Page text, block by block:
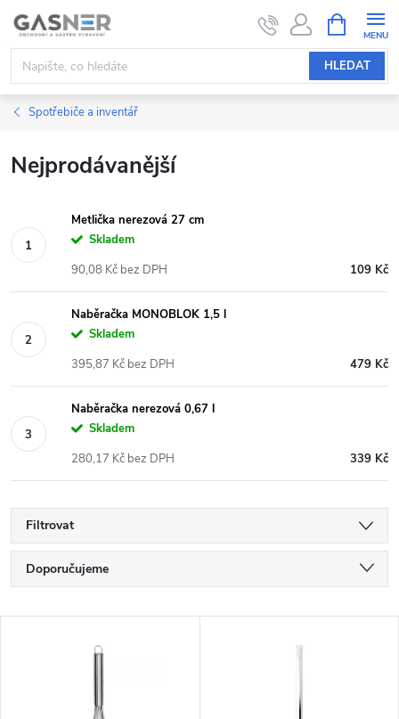
Přejít
obsah
HLEDAT
NÁKUPNÍ
KOŠÍK
Spotřebiče a inventář
Nejprodávanější
Metlička nerezová 27 cm
Skladem
109 Kč
90,08 Kč bez DPH
Naběračka MONOBLOK 1,5 l
Skladem
479 Kč
395,87 Kč bez DPH
Naběračka nerezová 0,67 l
Skladem
339 Kč
280,17 Kč bez DPH
Filtrovat
Ř
a
Doporučujeme